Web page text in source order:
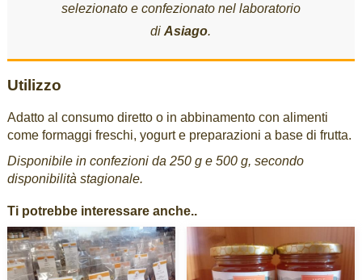
selezionato e confezionato nel laboratorio
diAsiago.
Utilizzo
Adatto al consumo diretto o in abbinamento con alimenti
come formaggi freschi, yogurt e preparazioni a base di frutta.
Disponibile in confezioni da 250 g e 500 g, secondo
disponibilità stagionale.
Ti potrebbe interessare anche..